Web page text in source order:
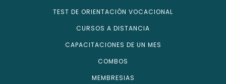
TEST DE ORIENTACIÓN VOCACIONAL
CURSOS A DISTANCIA
CAPACITACIONES DE UN MES
COMBOS
MEMBRESIAS